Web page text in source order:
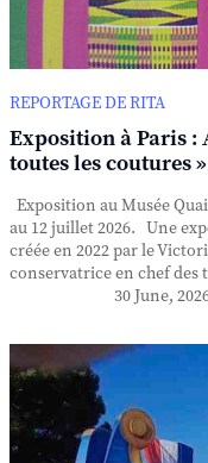
REPORTAGE DE RITA
Exposition à Paris :
toutes les coutures »
Exposition au Musée
au 12 juillet 2026. Une
créée en 2022 par le
conservatrice en chef des
30 June,